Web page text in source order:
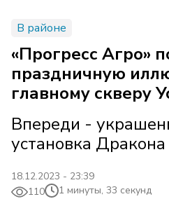
В районе
«Прогресс Агро»
праздничную
главному скверу
Впереди -
установка Дракона
18.12.2023 - 23:39
110
1 минуты, 33 секунд